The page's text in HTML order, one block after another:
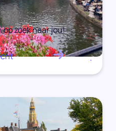
zoek naar jou!
.